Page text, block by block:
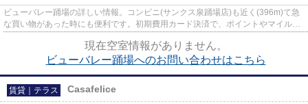
ビューバレー踊場の詳しい情報。コンビニ(サンクス泉踊場店)も近く(396m)て急
な買い物があった時にも便利です。初期費用カード決済で、ポイントやマイルが
現在空室情報がありません。
ビューバレー踊場へのお問い合わせはこちら
賃貸｜テラス Casafelice